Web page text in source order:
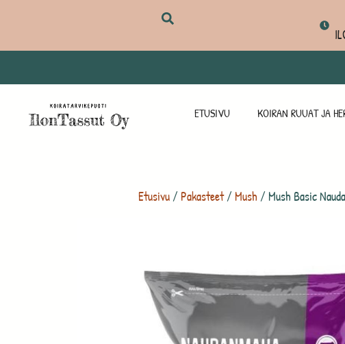
ETUSIVU KOIRAN RUUAT JA
Etusivu/ Pakasteet/ Mush/ Mush Basic